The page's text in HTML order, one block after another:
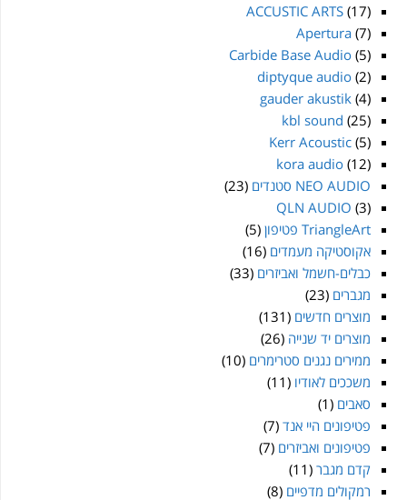
ACCUSTIC ARTS (17)
Apertura (7)
Carbide Base Audio (5)
diptyque audio (2)
gauder akustik (4)
kbl sound (25)
Kerr Acoustic (5)
kora audio (12)
NEO AUDIO סטנדים
(23)
QLN AUDIO (3)
TriangleArt פטיפון
(5)
אקוסטיקה מעמדים (16)
כבלים-חשמל ואביזרים (33)
מגברים (23)
מוצרים חדשים (131)
מוצרים יד שנייה (26)
ממירים נגנים סטרימרים (10)
משככים לאודיו (11)
סאבים (1)
פטיפונים היי אנד (7)
פטיפונים ואביזרים (7)
קדם מגבר (11)
רמקולים מדפיים (8)